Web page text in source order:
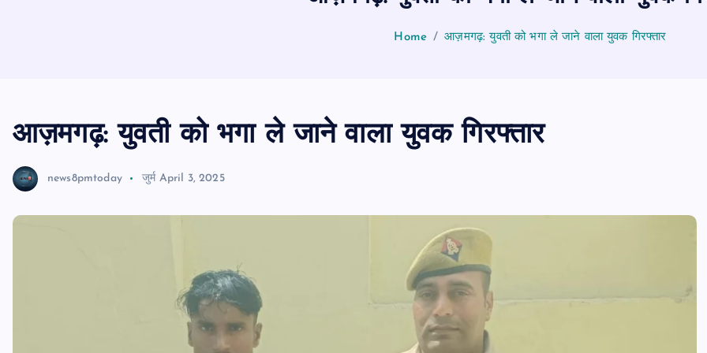
Home आज़मगढ़: युवती को भगा ले जाने वाला युवक गिरफ्तार
आज़मगढ़: युवती को भगा ले जाने वाला युवक गिरफ्तार
news8pmtoday जुर्म April 3, 2025